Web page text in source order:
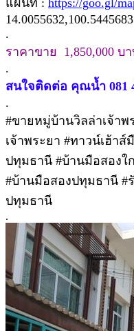
14.0055632,100.5445683
.
ราคาขาย 1,850,000
.
สนใจติดต่อ คุณน้ำ 081
.
#ขายหมู่บ้านวิลล่าเจ้าพ
เจ้าพระยา #ทาวน์เฮ้า
ปทุมธานี #บ้านมือสองใ
#บ้านมือสองปทุมธานี #
ปทุมธานี
.